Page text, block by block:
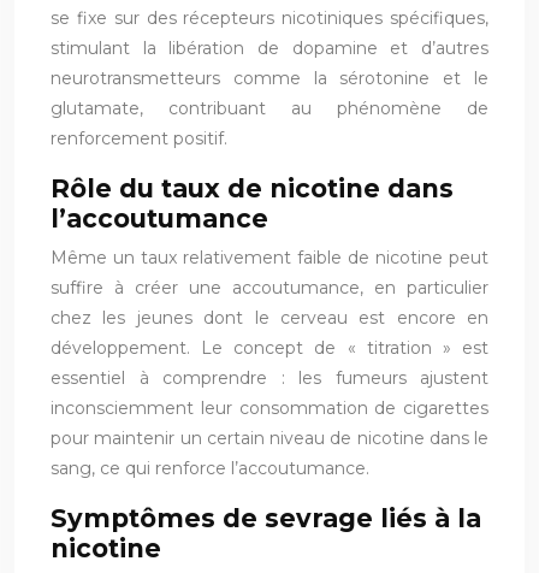
se fixe sur des récepteurs nicotiniques spécifiques,
stimulant la libération de dopamine et d’autres
neurotransmetteurs comme la sérotonine et le
glutamate, contribuant au phénomène de
renforcement positif.
Rôle du taux de nicotine dans
l’accoutumance
Même un taux relativement faible de nicotine peut
suffire à créer une accoutumance, en particulier
chez les jeunes dont le cerveau est encore en
développement. Le concept de « titration » est
essentiel à comprendre : les fumeurs ajustent
inconsciemment leur consommation de cigarettes
pour maintenir un certain niveau de nicotine dans le
sang, ce qui renforce l’accoutumance.
Symptômes de sevrage liés à la
nicotine